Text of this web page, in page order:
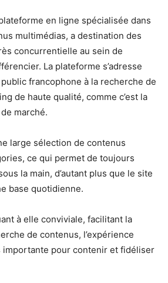
en ligne spécialisée dans
multimédias, a destination des
concurrentielle au sein de
La plateforme s’adresse
francophone à la recherche de
de haute qualité, comme c’est la
marché.
large sélection de contenus
ce qui permet de toujours
la main, d’autant plus que le site
base quotidienne.
à elle conviviale, facilitant la
de contenus, l’expérience
pour contenir et fidéliser